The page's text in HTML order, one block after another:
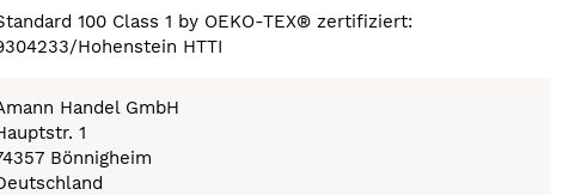
100 Class 1 by OEKO-TEX® zertifiziert:
Hohenstein HTTI
Handel GmbH
1
Bönnigheim